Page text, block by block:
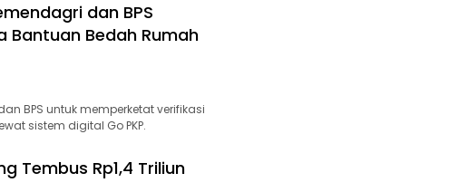
dan BPS
Bantuan Bedah Rumah
BPS untuk memperketat verifikasi
sistem digital Go PKP.
Tembus Rp1,4 Triliun